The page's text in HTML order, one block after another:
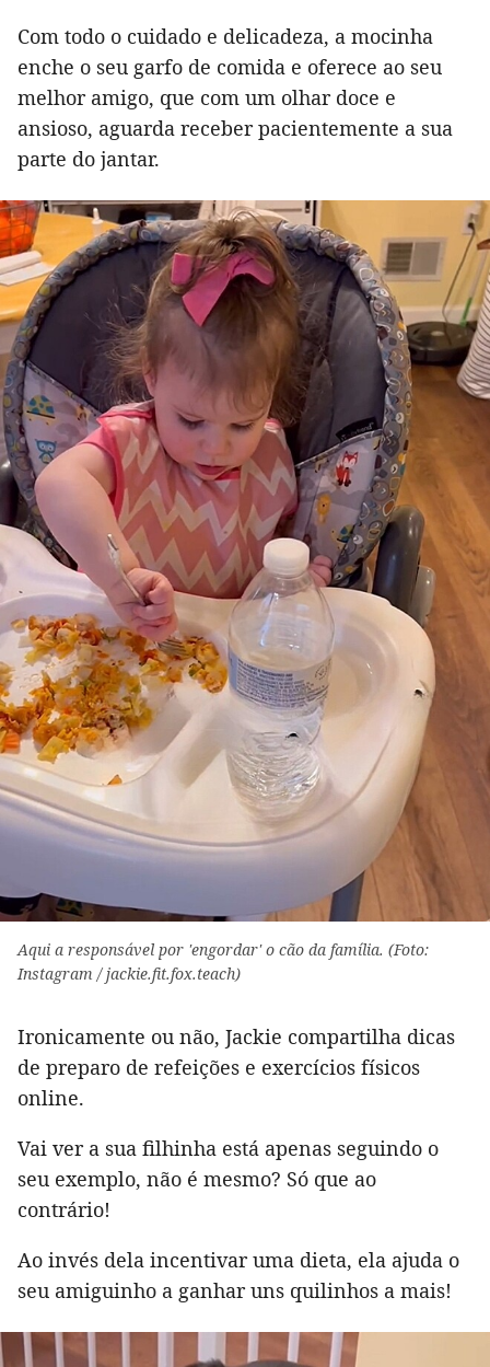
Com todo o cuidado e delicadeza, a mocinha
enche o seu garfo de comida e oferece ao seu
melhor amigo, que com um olhar doce e
ansioso, aguarda receber pacientemente a sua
parte do jantar.
Aqui a responsável por 'engordar' o cão da família. (Foto:
Instagram / jackie.fit.fox.teach)
Ironicamente ou não, Jackie compartilha dicas
de preparo de refeições e exercícios físicos
online.
Vai ver a sua filhinha está apenas seguindo o
seu exemplo, não é mesmo? Só que ao
contrário!
Ao invés dela incentivar uma dieta, ela ajuda o
seu amiguinho a ganhar uns quilinhos a mais!